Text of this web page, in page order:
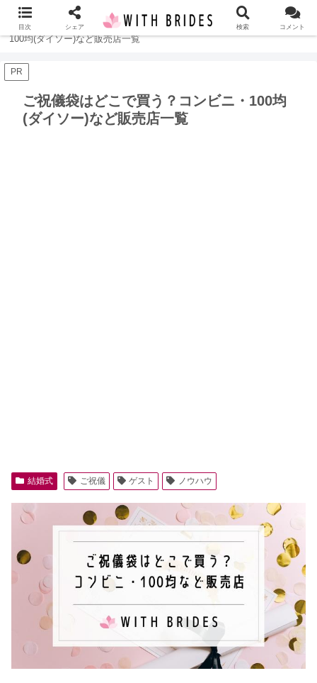
ホーム 結婚式
ご祝儀袋はどこで買う？コンビニ・
100均(ダイソー)など販売店一覧
PR
ご祝儀袋はどこで買う？コンビニ・100均
(ダイソー)など販売店一覧
結婚式 ご祝儀 ゲスト ノウハウ
目次 シェア 検索 コメント